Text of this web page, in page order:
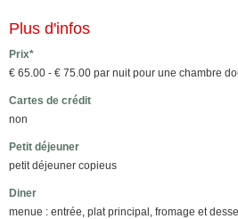
Plus d'infos
Prix*
€ 65.00 - € 75.00 par nuit pour une chambre
Cartes de crédit
non
Petit déjeuner
petit déjeuner copieus
Diner
menue : entrée, plat principal, fromage et